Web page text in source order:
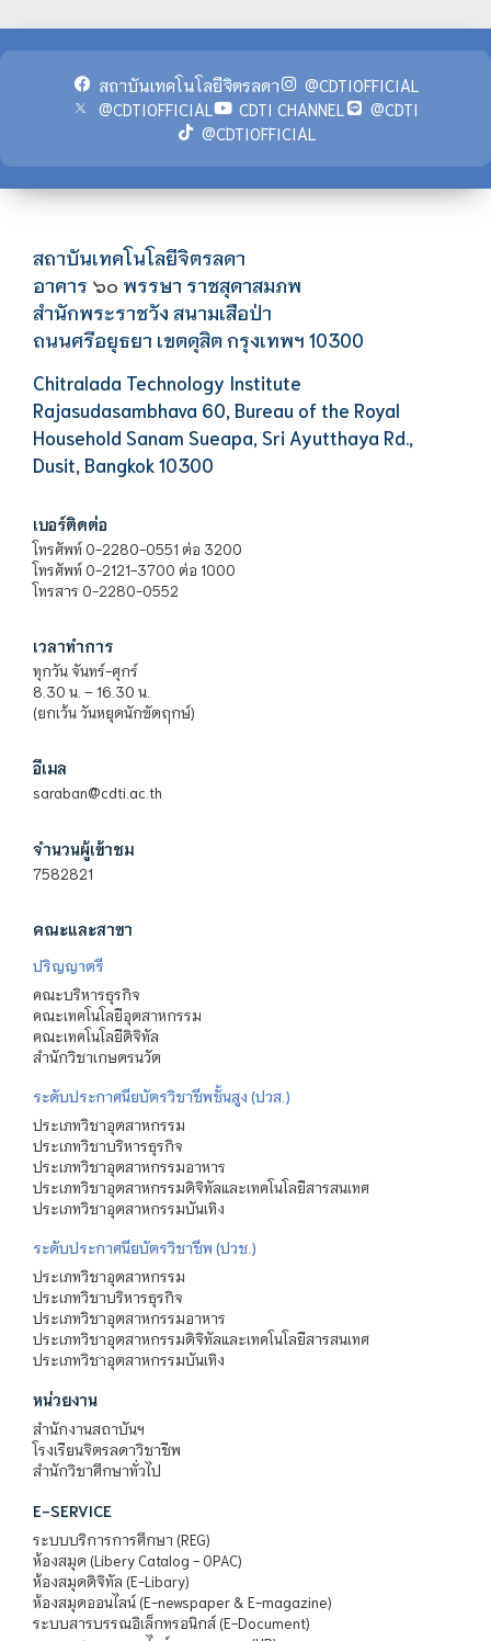
สถาบันเทคโนโลยีจิตรลดา
@CDTIOFFICIAL
@CDTIOFFICIAL
CDTI CHANNEL
@CDTI
@CDTIOFFICIAL
สถาบันเทคโนโลยีจิตรลดา
อาคาร ๖๐ พรรษา ราชสุดาสมภพ
สำนักพระราชวัง สนามเสือป่า
ถนนศรีอยุธยา เขตดุสิต กรุงเทพฯ 10300
Chitralada Technology Institute
Rajasudasambhava 60, Bureau of the Royal
Household Sanam Sueapa, Sri Ayutthaya Rd.,
Dusit, Bangkok 10300
เบอร์ติดต่อ
โทรศัพท์ 0-2280-0551 ต่อ 3200
โทรศัพท์ 0-2121-3700 ต่อ 1000
โทรสาร 0-2280-0552
เวลาทำการ
ทุกวัน จันทร์-ศุกร์
8.30 น. – 16.30 น.
(ยกเว้น วันหยุดนักขัตฤกษ์)
อีเมล
saraban@cdti.ac.th
จำนวนผู้เข้าชม
7582821
คณะและสาขา
ปริญญาตรี
คณะบริหารธุรกิจ
คณะเทคโนโลยีอุตสาหกรรม
คณะเทคโนโลยีดิจิทัล
สำนักวิชาเกษตรนวัต
ระดับประกาศนียบัตรวิชาชีพชั้นสูง (ปวส.)
ประเภทวิชาอุตสาหกรรม
ประเภทวิชาบริหารธุรกิจ
ประเภทวิชาอุตสาหกรรมอาหาร
ประเภทวิชาอุตสาหกรรมดิจิทัลและเทคโนโลยีสารสนเทศ
ประเภทวิชาอุตสาหกรรมบันเทิง
ระดับประกาศนียบัตรวิชาชีพ (ปวช.)
ประเภทวิชาอุตสาหกรรม
ประเภทวิชาบริหารธุรกิจ
ประเภทวิชาอุตสาหกรรมอาหาร
ประเภทวิชาอุตสาหกรรมดิจิทัลและเทคโนโลยีสารสนเทศ
ประเภทวิชาอุตสาหกรรมบันเทิง
หน่วยงาน
สำนักงานสถาบันฯ
โรงเรียนจิตรลดาวิชาชีพ
สำนักวิชาศึกษาทั่วไป
E-SERVICE
ระบบบริการการศึกษา (REG)
ห้องสมุด (Libery Catalog - OPAC)
ห้องสมุดดิจิทัล (E-Libary)
ห้องสมุดออนไลน์ (E-newspaper & E-magazine)
ระบบสารบรรณอิเล็กทรอนิกส์ (E-Document)